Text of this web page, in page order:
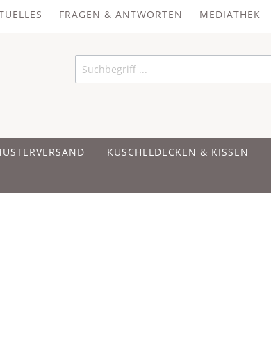
FRAGEN & ANTWORTEN MEDIATHEK
KUSCHELDECKEN & KISSEN